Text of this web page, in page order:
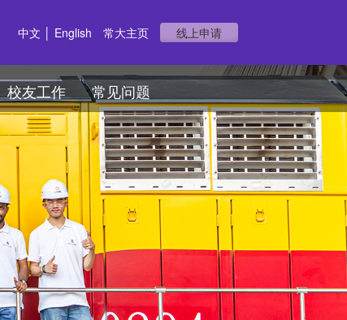
中文 English 常大主页 线上申请
校友工作 常见问题